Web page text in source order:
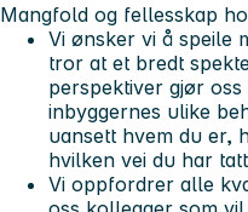
Mangfold og fellesskap
Vi ønsker vi å speile
tror at et bredt
perspektiver gjør
inbyggernes ulike
uansett hvem du er,
hvilken vei du har
Vi oppfordrer alle